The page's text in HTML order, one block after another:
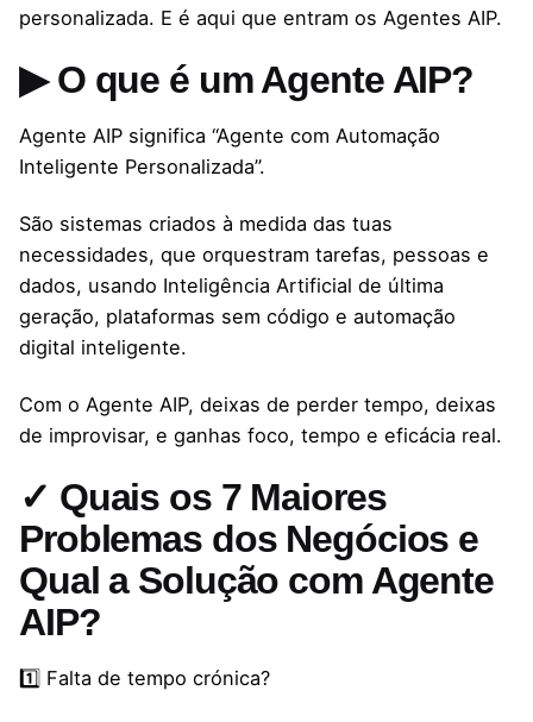
personalizada. E é aqui que entram os Agentes AIP.
▶ O que é um Agente AIP?
Agente AIP significa “Agente com Automação
Inteligente Personalizada”.
São sistemas criados à medida das tuas
necessidades, que orquestram tarefas, pessoas e
dados, usando Inteligência Artificial de última
geração, plataformas sem código e automação
digital inteligente.
Com o Agente AIP, deixas de perder tempo, deixas
de improvisar, e ganhas foco, tempo e eficácia real.
✓ Quais os 7 Maiores
Problemas dos Negócios e
Qual a Solução com Agente
AIP?
1️⃣ Falta de tempo crónica?